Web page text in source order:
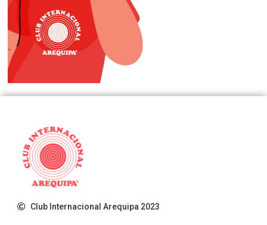
Club Internacional Arequipa 2023